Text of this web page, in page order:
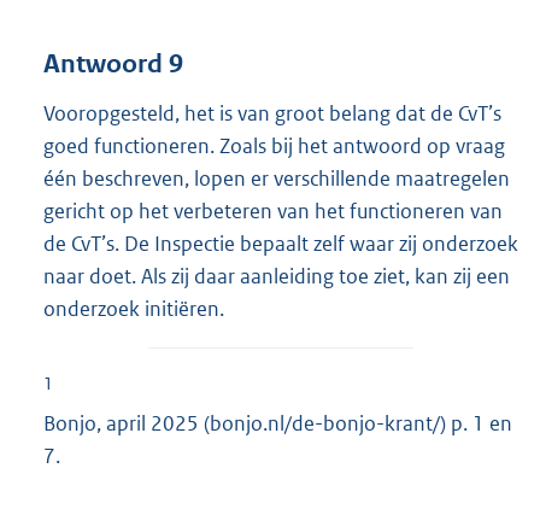
Antwoord 9
Vooropgesteld, het is van groot belang dat de CvT’s
goed functioneren. Zoals bij het antwoord op vraag
één beschreven, lopen er verschillende maatregelen
gericht op het verbeteren van het functioneren van
de CvT’s. De Inspectie bepaalt zelf waar zij onderzoek
naar doet. Als zij daar aanleiding toe ziet, kan zij een
onderzoek initiëren.
1
Bonjo, april 2025 (bonjo.nl/de-bonjo-krant/) p. 1 en
7.